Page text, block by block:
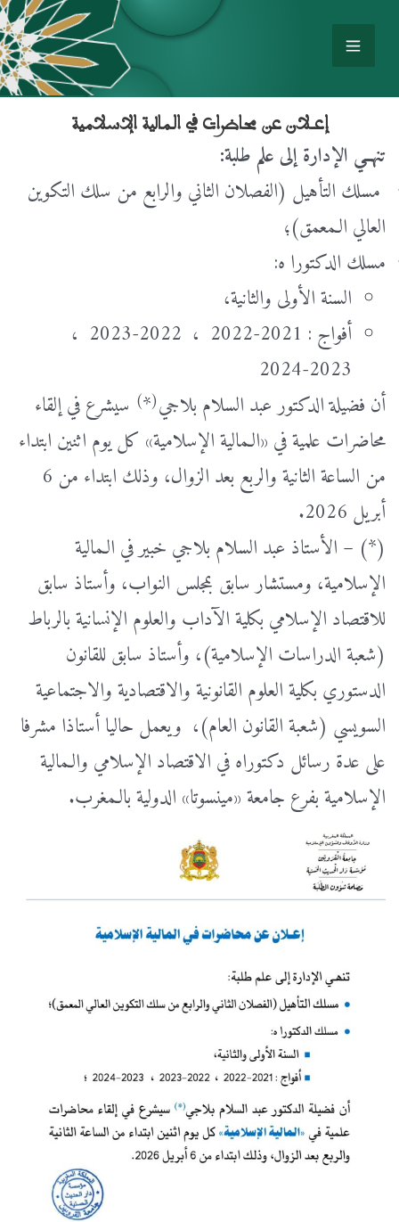
إعـلان عن محاضرات في الـمالية الإسلامية
تنهــي الإدارة إلى علم طلبة:
مسلك التأهيل (الفصلان الثاني والرابع من سلك التكوين
العالي الـمعمق)؛
مسلك الدكتورا ه:
السنة الأولى والثانية،
أفواج : 2021-2022 ، 2022-2023 ،
2023-2024
أن فضيلة الدكتور عبد السلام بلاجي(
*
) سيشرع في إلقاء
محاضرات علمية في «الـمالية الإسلامية» كل يوم اثنين ابتداء
من الساعة الثانية والربع بعد الزوال، وذلك ابتداء من 6
أبريل 2026.
(*) – الأستاذ عبد السلام بلاجي خبير في الـمالية
الإسلامية، ومستشار سابق بمجلس النواب، وأستاذ سابق
للاقتصاد الإسلامي بكلية الآداب والعلوم الإنسانية بالرباط
(شعبة الدراسات الإسلامية)، وأستاذ سابق للقانون
الدستوري بكلية العلوم القانونية والاقتصادية والاجتماعية
السويسي (شعبة القانون العام)، ويعمل حاليا أستاذا مشرفا
على عدة رسائل دكتوراه في الاقتصاد الإسلامي والـمالية
الإسلامية بفرع جامعة «مينسوتا» الدولية بالـمغرب.